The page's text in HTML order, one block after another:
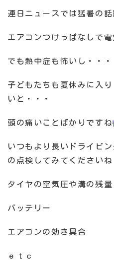
連日ニュースでは猛暑の話
エアコンつけっぱなしで電
でも熱中症も怖いし・・・
子どもたちも夏休みに入
いと・・・
頭の痛いことばかりですね
いつもより長いドライビ
の点検してみてくださいね
タイヤの空気圧や溝の残量
バッテリー
エアコンの効き具合
ｅｔｃ